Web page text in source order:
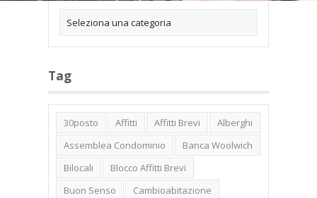
Tag
30posto Affitti Affitti Brevi
Alberghi
Assemblea Condominio
Banca Woolwich
Bilocali
Blocco Affitti Brevi
Buon Senso
Cambioabitazione